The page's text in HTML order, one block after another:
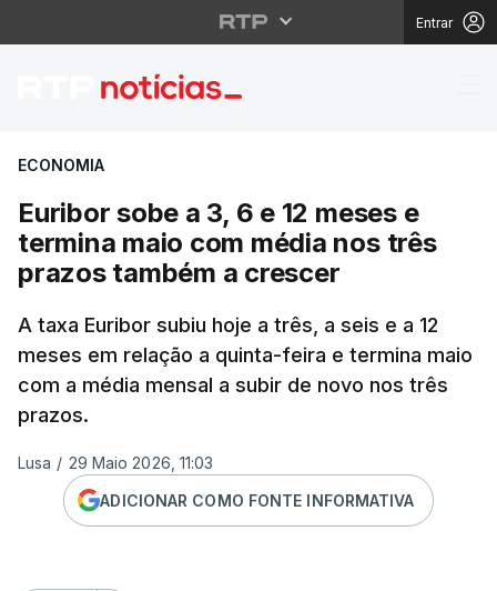
Entrar
Euribor sobe a 3, 6 e
ECONOMIA
Euribor sobe a 3, 6 e 12 meses e
termina maio com média nos três
prazos também a crescer
A taxa Euribor subiu hoje a três, a seis e a 12
meses em relação a quinta-feira e termina maio
com a média mensal a subir de novo nos três
prazos.
Lusa / 29 Maio 2026, 11:03
ADICIONAR COMO FONTE INFORMATIVA